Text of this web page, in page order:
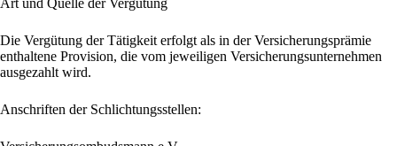
Die Vergütung der Tätigkeit erfolgt als in der Versicherungsprämie
enthaltene Provision, die vom jeweiligen Versicherungsunternehmen
ausgezahlt wird.
Anschriften der Schlichtungsstellen: